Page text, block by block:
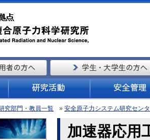
究部門・教員一覧 » 安全原子力システム研究セン
加速器応用